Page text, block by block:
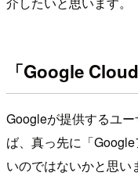
「Google
Googleが提供するユ
ば、真っ先に「
いのではないかと思い